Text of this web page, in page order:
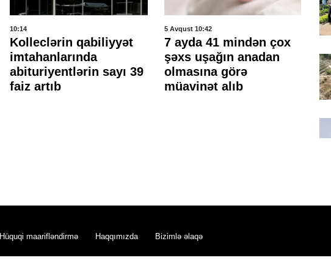
10:14
Kolleclərin qabiliyyət
imtahanlarında
abituriyentlərin sayı 39
faiz artıb
5 Avqust 10:42
7 ayda 41 mindən çox
şəxs uşağın anadan
olmasına görə
müavinət alıb
4
Hüquqi maarifləndirmə Haqqımızda Bizimlə əlaqə